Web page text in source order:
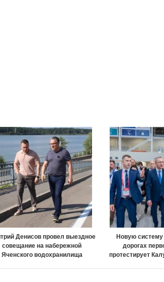
Денисов провел выездное
совещание на набережной
Яченского водохранилища
Новую систему
дорогах
протестирует